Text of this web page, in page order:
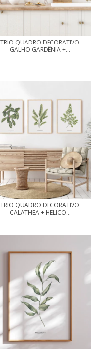
TRIO QUADRO DECORATIVO
GALHO GARDÊNIA +...
TRIO QUADRO DECORATIVO
CALATHEA + HELICO...